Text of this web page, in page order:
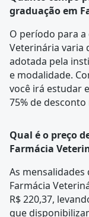
graduação em
O período para
Veterinária varia
adotada pela
e modalidade.
você irá estudar
75% de
Qual é o preço
Farmácia
As
Farmácia
R$ 220,37,
que